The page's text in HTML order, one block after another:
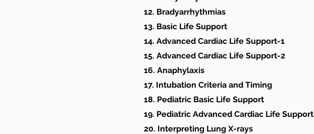
12. Bradyarrhythmias
13. Basic Life Support
14. Advanced Cardiac Life Support-1
15. Advanced Cardiac Life Support-2
16. Anaphylaxis
17. Intubation Criteria and Timing
18. Pediatric Basic Life Support
19. Pediatric Advanced Cardiac Life Support
20. Interpreting Lung X-rays